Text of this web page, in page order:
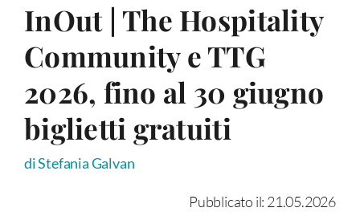
InOut | The Hospitality
Community e TTG
2026, fino al 30 giugno
biglietti gratuiti
di Stefania Galvan
Pubblicato il: 21.05.2026